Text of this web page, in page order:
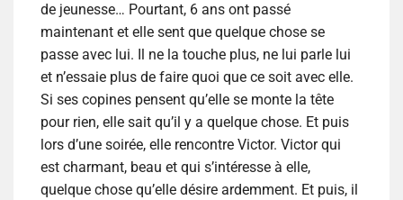
de jeunesse… Pourtant, 6 ans ont passé
maintenant et elle sent que quelque chose se
passe avec lui. Il ne la touche plus, ne lui parle lui
et n’essaie plus de faire quoi que ce soit avec elle.
Si ses copines pensent qu’elle se monte la tête
pour rien, elle sait qu’il y a quelque chose. Et puis
lors d’une soirée, elle rencontre Victor. Victor qui
est charmant, beau et qui s’intéresse à elle,
quelque chose qu’elle désire ardemment. Et puis, il